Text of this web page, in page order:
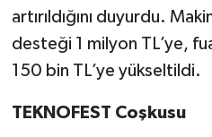
artırıldığını duyurdu.
desteği 1 milyon TL’ye,
150 bin TL’ye yükseltildi.
TEKNOFEST Coşkusu